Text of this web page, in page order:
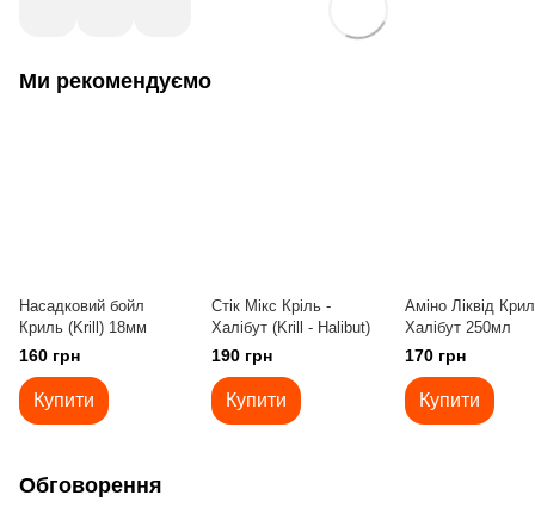
Ми рекомендуємо
Насадковий бойл
Криль (Krill) 18мм
160 грн
Купити
Стік Мікс Кріль -
Халібут (Krill - Halibut)
190 грн
Купити
Аміно Ліквід
Халібут 250мл
170 грн
Купити
Обговорення